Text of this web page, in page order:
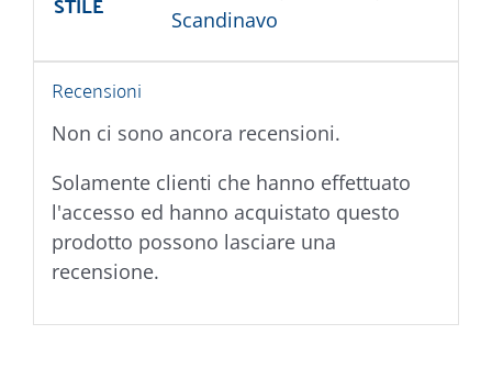
Scandinavo
Recensioni
Non ci sono ancora recensioni.
Solamente clienti che hanno effettuato
l'accesso ed hanno acquistato questo
prodotto possono lasciare una
recensione.